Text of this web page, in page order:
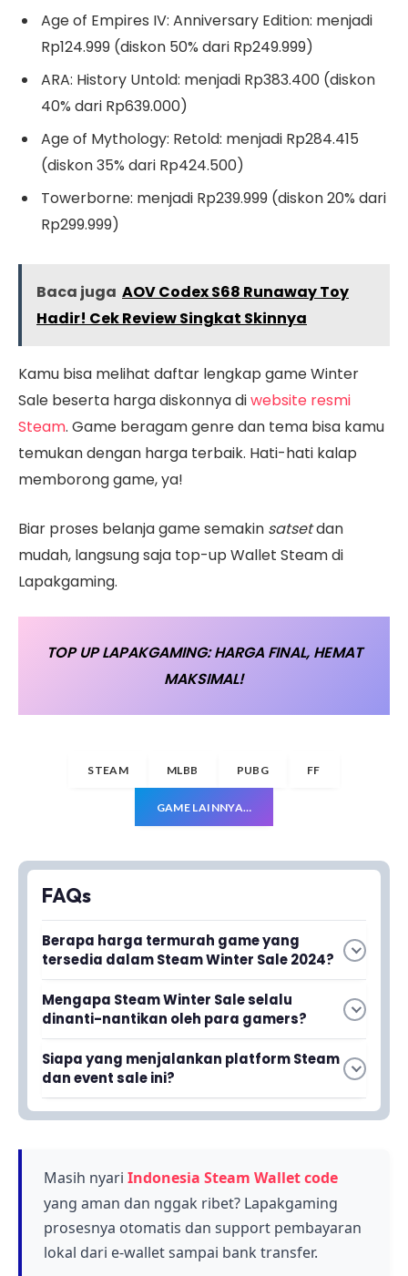
Age of Empires IV: Anniversary Edition: menjadi
Rp124.999 (diskon 50% dari Rp249.999)
ARA: History Untold: menjadi Rp383.400 (diskon
40% dari Rp639.000)
Age of Mythology: Retold: menjadi Rp284.415
(diskon 35% dari Rp424.500)
Towerborne: menjadi Rp239.999 (diskon 20% dari
Rp299.999)
Baca juga AOV Codex S68 Runaway Toy
Hadir! Cek Review Singkat Skinnya
Kamu bisa melihat daftar lengkap game Winter
Sale beserta harga diskonnya diwebsite resmi
Steam. Game beragam genre dan tema bisa kamu
temukan dengan harga terbaik. Hati-hati kalap
memborong game, ya!
Biar proses belanja game semakin satsetdan
mudah, langsung saja top-up Wallet Steam di
Lapakgaming.
TOP UP LAPAKGAMING: HARGA FINAL, HEMAT
MAKSIMAL!
STEAM MLBB PUBG FF
GAME LAINNYA…
FAQs
Berapa harga termurah game yang
tersedia dalam Steam Winter Sale 2024?
Harga game termurah dalam Steam Winter
Sale 2024 dimulai dari Rp9 ribuan, memberikan
kesempatan bagi gamers dengan budget
terbatas untuk membeli game berkualitas.
Mengapa Steam Winter Sale selalu
dinanti-nantikan oleh para gamers?
Steam Winter Sale dinanti-nantikan karena
event tahunan ini menawarkan diskon besar-
besaran untuk lebih dari 110 game pilihan,
memungkinkan gamers mendapatkan game
Siapa yang menjalankan platform Steam
dan event sale ini?
Platform Steam dijalankan oleh Valve
event diskon reguler sepanjang tahun.
Masih nyari Indonesia Steam Wallet code
yang aman dan nggak ribet? Lapakgaming
prosesnya otomatis dan support pembayaran
lokal dari e-wallet sampai bank transfer.